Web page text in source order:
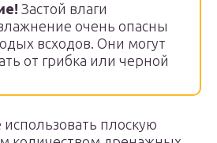
Застой влаги
очень опасны
всходов. Они могут
от грибка или черной
плоскую